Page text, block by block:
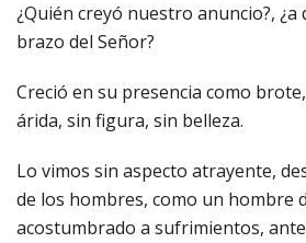
¿Quién creyó nuestro anuncio?, ¿a
brazo del Señor?
Creció en su presencia como
árida, sin figura, sin belleza.
Lo vimos sin aspecto atrayente,
de los hombres, como un hombre
acostumbrado a sufrimientos,